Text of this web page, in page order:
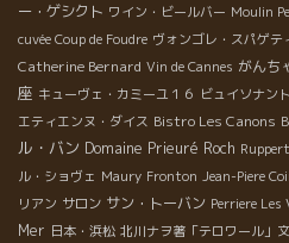
ー・ゲシクト ワイン・ビールバー Moulin
cuvée Coup de Foudre ヴォンゴレ・スパゲテ
Catherine Bernard Vin de Cannes がんち
座 キューヴェ・カミーユ１６ ビュイソナント
エティエンヌ・ダイス Bistro Les Canons
ル・バン Domaine Prieuré Roch
ル・ショヴェ Maury Fronton Jean-Piere
リアン サロン サン・トーバン Perriere Les
Mer 日本・浜松 北川ナヲ著「テロワール」